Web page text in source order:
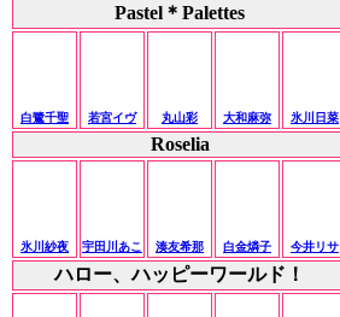
Pastel＊Palettes
白鷺千聖 若宮イヴ 丸山彩 大和麻弥 氷川日菜
Roselia
氷川紗夜 宇田川あこ 湊友希那 白金燐子 今井リサ
ハロー、ハッピーワールド！